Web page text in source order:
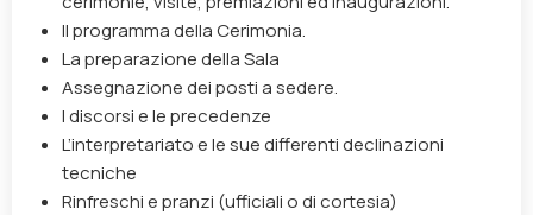
Il programma della Cerimonia.
La preparazione della Sala
Assegnazione dei posti a sedere.
I discorsi e le precedenze
L’interpretariato e le sue differenti declinazioni
tecniche
Rinfreschi e pranzi (ufficiali o di cortesia)